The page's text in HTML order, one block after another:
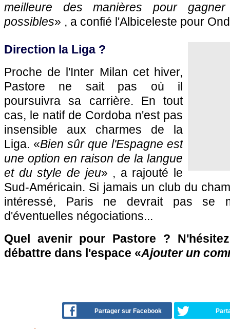
meilleure des manières pour
possibles» , a confié l'Albiceleste pour
Direction la Liga ?
Proche de l'Inter Milan cet hiver,
Pastore ne sait pas où il
poursuivra sa carrière. En tout
cas, le natif de Cordoba n'est pas
insensible aux charmes de la
Liga. «Bien sûr que l'Espagne est
une option en raison de la langue
et du style de jeu» , a rajouté le
Sud-Américain. Si jamais un club du
intéressé, Paris ne devrait pas se
d'éventuelles négociations...
Quel avenir pour Pastore ?
débattre dans l'espace «Ajouter un
Partager sur Facebook